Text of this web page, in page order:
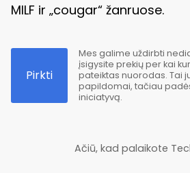
MILF ir „cougar“ žanruose.
Pirkti
Mes galime uždirbti
įsigysite prekių per kai
pateiktas nuorodas. Tai
papildomai, tačiau
iniciatyvą.
Ačiū, kad palaikote